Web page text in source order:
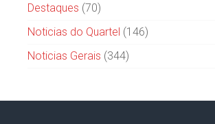
Destaques (70)
Noticias do Quartel (146)
Noticias Gerais (344)